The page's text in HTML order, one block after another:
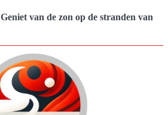
Geniet van de zon op de stranden van